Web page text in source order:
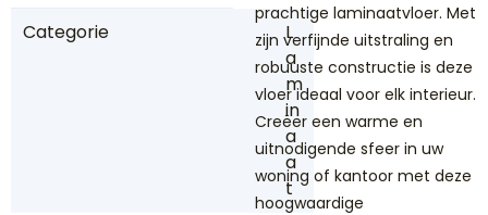
Categorie
L
a
m
in
a
a
t
prachtige laminaatvloer. Met
zijn verfijnde uitstraling en
robuuste constructie is deze
vloer ideaal voor elk interieur.
Creëer een warme en
uitnodigende sfeer in uw
woning of kantoor met deze
hoogwaardige